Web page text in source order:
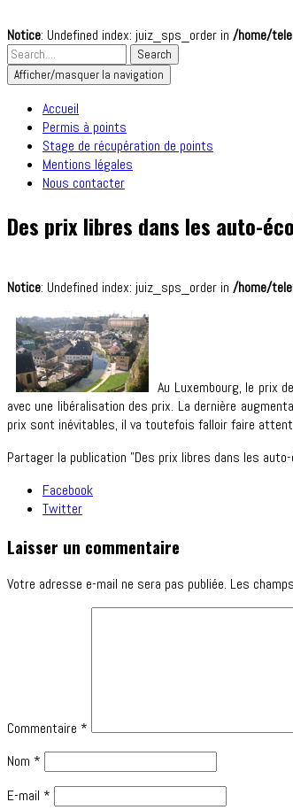
Notice: Undefined index: juiz_sps_order in /home/
Afficher/masquer la navigation
Accueil
Permis à points
Stage de récupération de points
Mentions légales
Nous contacter
Des prix libres dans les auto-
Notice: Undefined index: juiz_sps_order in /home/
Au Luxembourg, le prix
avec une libéralisation des prix. La dernière
prix sont inévitables, il va toutefois falloir faire
Partager la publication "Des prix libres dans les
Facebook
Twitter
Laisser un commentaire
Votre adresse e-mail ne sera pas publiée. Les
Commentaire *
Nom *
E-mail *